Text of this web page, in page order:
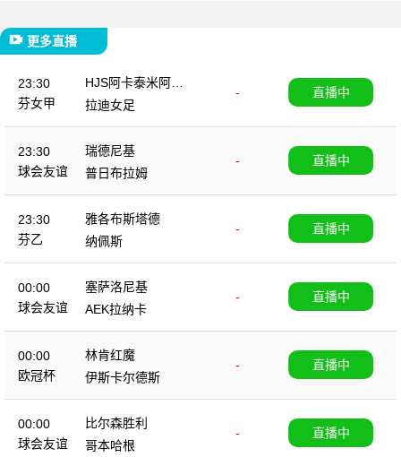
更多直播
23:30
芬女甲
HJS阿卡泰米阿女
足
-
拉迪女足
直播中
23:30
球会友谊
瑞德尼基
-
普日布拉姆
直播中
23:30
芬乙
雅各布斯塔德
-
纳佩斯
直播中
00:00
球会友谊
塞萨洛尼基
-
AEK拉纳卡
直播中
00:00
欧冠杯
林肯红魔
-
伊斯卡尔德斯
直播中
00:00
球会友谊
比尔森胜利
-
哥本哈根
直播中